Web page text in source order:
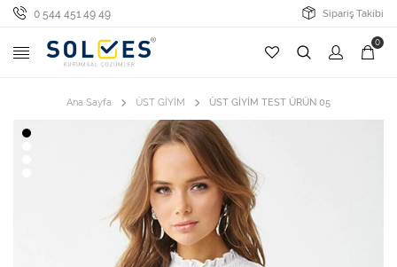
0 544 451 49 49 Sipariş Takibi
0
Ana Sayfa ÜST GİYİM ÜST GİYİM TEST ÜRÜN 05